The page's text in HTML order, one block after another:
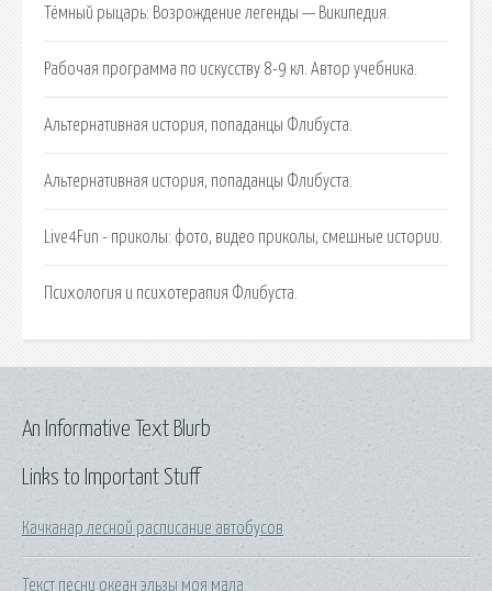
Тёмный рыцарь: Возрождение легенды — Википедия.
Рабочая программа по искусству 8-9 кл. Автор учебника.
Альтернативная история, попаданцы Флибуста.
Альтернативная история, попаданцы Флибуста.
Live4Fun - приколы: фото, видео приколы, смешные истории.
Психология и психотерапия Флибуста.
Links to Important Stuff
Качканар лесной расписание автобусов
Текст песни океан эльзы моя мала
An Informative Text Blurb